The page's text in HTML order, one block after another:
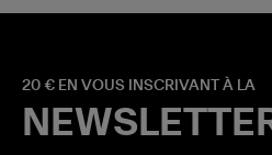
20 € EN VOUS INSCRIVANT À LA